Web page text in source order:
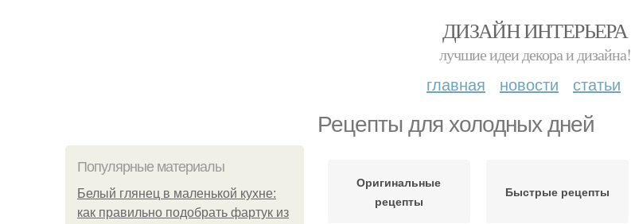
ДИЗАЙН ИНТЕРЬЕРА
лучшие идеи декора и дизайна!
главная новости статьи
Рецепты для холодных дней
Популярные материалы
Белый глянец в маленькой кухне:
как правильно подобрать фартук из
Оригинальные
рецепты
Быстрые рецепты